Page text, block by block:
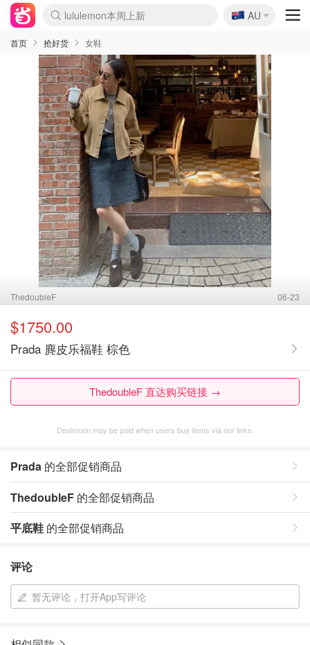
lululemon本周上新
Sasa美妆护肤3.5折
SSENSE年中3折
FreshBeauty好价汇总
Cettire降价+叠9折
Farfetch折上8折
WWS Coles超市实拍
viagogo二手票捡漏
Myer清仓1折起
The Outnet奢牌1折起
David Jones 3折起
Flannels大牌1折
Perfumes Club护肤1折
AMIRO返校季6.2折
Oweek抽奖送Airpods
Amazon折扣汇总
eToro入金$200送$50
Amazon数码好物
ICONIC本周7.5折
ThedoubleF高奢地板价
Moose Knuckles 6折
丝芙兰5折起
EUFY官网3.7折起
Selenichast首饰2折
Trip机票酒店促销
YSL送5件彩妆礼
Amazon家居好物
BIGBANG巡演开票
David Jones时尚3折
Amazon美妆护肤
雅漾大喷$8
过敏原检测盒$33
伊索独家赠50ml沐浴露
科颜氏送高保湿面霜
SEALIFE海洋馆门票6折
丝塔芙大白罐$16
订阅Newsletter送香薰
Cult Beauty 6.8折
Harrods圣诞日历2.3折
LN-CC奢牌私促3折
d'Alba空姐喷雾$16
EVE LOM套装逆天2折
Bernardelli独家4折
Adore Beauty 6折起
CT圣诞日历
Mytheresa奢品2.7折
🇦🇺
AU
首页 抢好货 女鞋
ThedoubleF 06-23
$1750.00
Prada 麂皮乐福鞋 棕色
ThedoubleF 直达购买链接 →
Dealmoon may be paid when users buy items via our links.
Prada 的全部促销商品
ThedoubleF 的全部促销商品
平底鞋 的全部促销商品
评论
暂无评论，打开App写评论